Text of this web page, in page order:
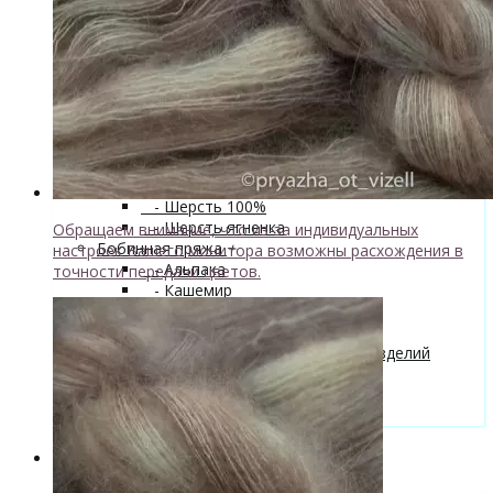
superwash 20% нейлон
↘ Sock, 75% Меринос 25% Нейлон,
300м/100г
- Хлопок
- Шелк+
↘ Cleo 50% шелк 50% меринос
600м/100гНовинка!
↘ Бурет, 100% буретный шелк,
190м/100г
- Шерсть 100%
- Шерсть ягненка
Бобинная пряжа+
- Альпака
- Кашемир
- Мериносовая шерсть
- Пряжа с кид мохером
Мастер-классы и описания вязаных изделий
Инструменты и аксессуары +
- Конусы для пряжи
Одежда TieDye
Блог о вязании
Обращаем внимание, что из-за индивидуальных
настроек Вашего монитора возможны расхождения в
точности передачи цветов.